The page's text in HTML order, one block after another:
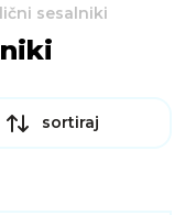
sesalniki
sortiraj